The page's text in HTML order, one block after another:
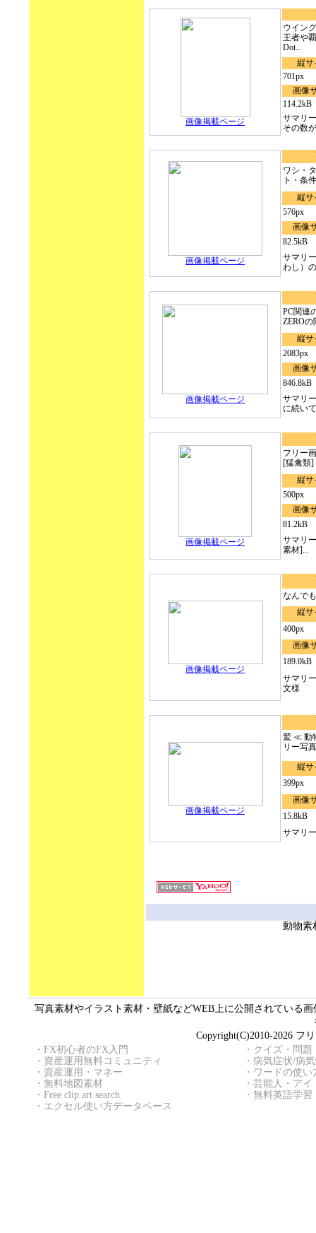
画像掲載ページ
ウイン
王者や
Dot...
縦サ
701px
画像
114.2kB
サマリ
その数
画像掲載ページ
ワシ・
ト・条
縦サ
576px
画像
82.5kB
サマリ
わし）
画像掲載ページ
PC関連
ZERO
縦サ
2083px
画像
846.8kB
サマリ
に続い
画像掲載ページ
フリー
[猛禽類]
縦サ
500px
画像
81.2kB
サマリ
素材]...
画像掲載ページ
なんで
縦サ
400px
画像
189.0kB
サマリ
文様
画像掲載ページ
鷲 ≪ 動
リー写
縦サ
399px
画像
15.8kB
サマリ
動物素
写真素材やイラスト素材・壁紙などWEB上に公開されている
Copyright(C)2010-2026 フ
・ FX初心者のFX入門
・ 資産運用無料コミュニティ
・ 資産運用・マネー
・ 無料地図素材
・ Free clip art search
・ エクセル使い方データベース
・ クイズ・問題
・ 病気症状/病
・ ワードの使い
・ 芸能人・アイ
・ 無料英語学習